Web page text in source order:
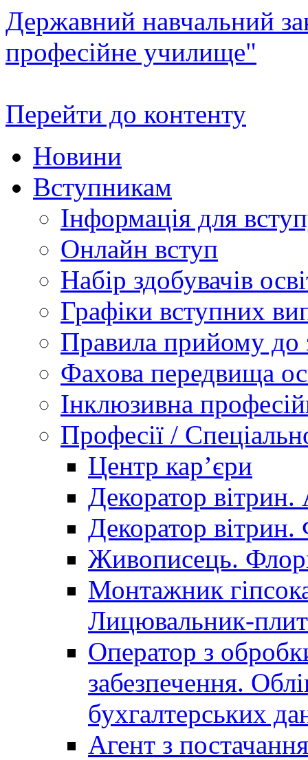
Державний навчальний
професійне училище"
Перейти до контенту
Новини
Вступникам
Інформація для
Онлайн вступ
Набір здобувачів
Графіки вступних
Правила прийому до
Фахова передвища
Інклюзивна
Професії /
Центр кар’єри
Декоратор вітрин.
Декоратор вітрин.
Живописець.
Монтажник
Лицювальник-
Оператор з
забезпечення.
бухгалтерських
Агент з